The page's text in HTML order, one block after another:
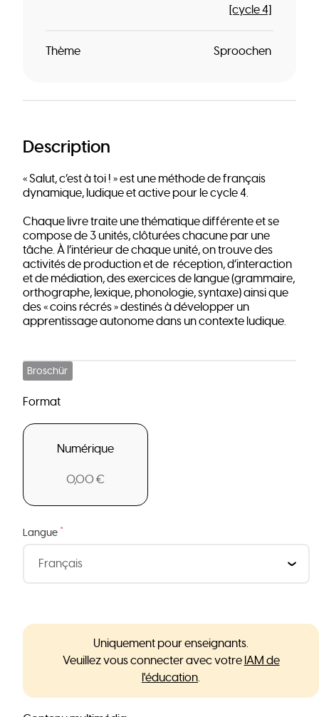
[cycle 4]
Thème Sproochen
Description
« Salut, c’est à toi ! » est une méthode de français
dynamique, ludique et active pour le cycle 4.
Chaque livre traite une thématique différente et se
compose de 3 unités, clôturées chacune par une
tâche. À l’intérieur de chaque unité, on trouve des
activités de production et de réception, d’interaction
et de médiation, des exercices de langue (grammaire,
orthographe, lexique, phonologie, syntaxe) ainsi que
des « coins récrés » destinés à développer un
apprentissage autonome dans un contexte ludique.
Broschür
Format
Numérique
0,00 €
Langue *
Uniquement pour enseignants.
Veuillez vous connecter avec votre IAM de
l'éducation.